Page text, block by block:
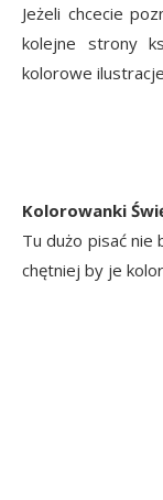
Jeżeli chcecie
kolejne strony
kolorowe
Kolorowanki
Tu dużo pisać nie
chętniej by je